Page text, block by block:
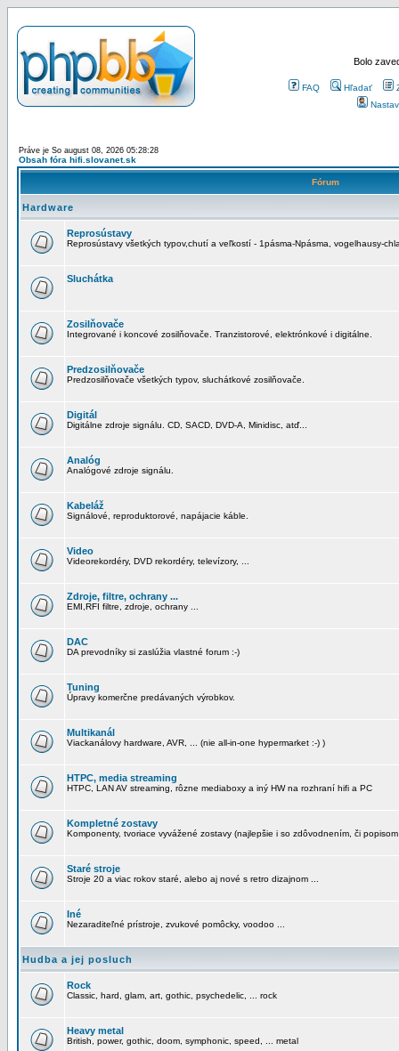
Bolo
FAQ Hľadať
Práve je So august 08, 2026 05:28:28
Obsah fóra hifi.slovanet.sk
Fórum
Hardware
Reprosústavy
Reprosústavy všetkých typov,chutí a veľkostí - 1pásma-Npásma, vogelhausy-
Sluchátka
Zosilňovače
Integrované i koncové zosilňovače. Tranzistorové, elektrónkové i digitálne.
Predzosilňovače
Predzosilňovače všetkých typov, sluchátkové zosilňovače.
Digitál
Digitálne zdroje signálu. CD, SACD, DVD-A, Minidisc, atď...
Analóg
Analógové zdroje signálu.
Kabeláž
Signálové, reproduktorové, napájacie káble.
Video
Videorekordéry, DVD rekordéry, televízory, ...
Zdroje, filtre, ochrany ...
EMI,RFI filtre, zdroje, ochrany ...
DAC
DA prevodníky si zaslúžia vlastné forum :-)
Tuning
Úpravy komerčne predávaných výrobkov.
Multikanál
Viackanálovy hardware, AVR, ... (nie all-in-one hypermarket :-) )
HTPC, media streaming
HTPC, LAN AV streaming, rôzne mediaboxy a iný HW na rozhraní hifi a PC
Kompletné zostavy
Komponenty, tvoriace vyvážené zostavy (najlepšie i so zdôvodnením, či
Staré stroje
Stroje 20 a viac rokov staré, alebo aj nové s retro dizajnom ...
Iné
Nezaraditeľné prístroje, zvukové pomôcky, voodoo ...
Hudba a jej posluch
Rock
Classic, hard, glam, art, gothic, psychedelic, ... rock
Heavy metal
British, power, gothic, doom, symphonic, speed, ... metal